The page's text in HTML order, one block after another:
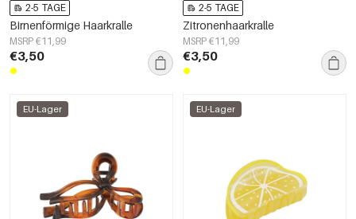
2-5 TAGE
Birnenförmige Haarkralle
MSRP €11,99
€3,50
2-5 TAGE
Zitronenhaarkralle
MSRP €11,99
€3,50
EU-Lager EU-Lager